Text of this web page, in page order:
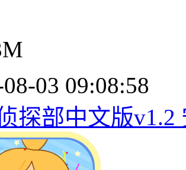
03 09:08:58
探部中文版v1.2